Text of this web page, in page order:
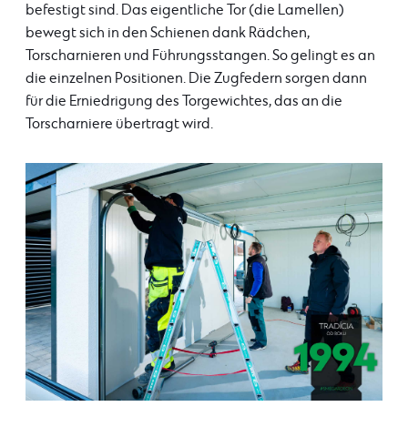
befestigt sind. Das eigentliche Tor (die Lamellen)
bewegt sich in den Schienen dank Rädchen,
Torscharnieren und Führungsstangen. So gelingt es an
die einzelnen Positionen. Die Zugfedern sorgen dann
für die Erniedrigung des Torgewichtes, das an die
Torscharniere übertragt wird.